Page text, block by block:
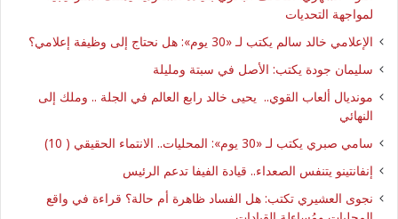
لمواجهة التحديات
الإعلامي خالد سالم يكتب لـ «30 يوم»: هل نحتاج إلى وظيفة إعلامي؟
سليمان جودة يكتب: الأصل في سبتة ومليلة
مونديال ألعاب القوي.. يحيى خالد رابع العالم في الجلة .. وملك إلى
النهائي
سامي صبري يكتب لـ «30 يوم»: المحليات.. الانتماء الحقيقي ( 10)
إنفانتينو يتنفس الصعداء.. قيادة الفيفا تدعم الرئيس
نجوى العشيري تكتب: هل الفساد ظاهرة أم حالة؟ قراءة في واقع